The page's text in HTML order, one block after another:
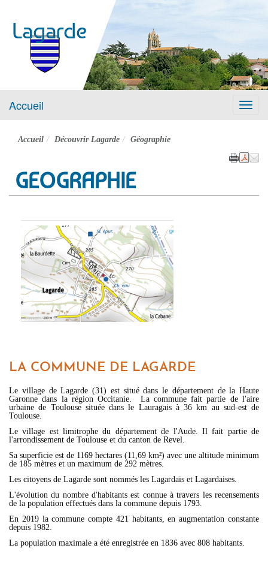
Lagarde
Menu
Accueil
Accueil Découvrir Lagarde Géographie
GEOGRAPHIE
LA COMMUNE DE LAGARDE
Le village de Lagarde (31) est situé dans le département de la Haute
Garonne dans la région Occitanie. La commune fait partie de l'aire
urbaine de Toulouse située dans le Lauragais à 36 km au sud-est de
Toulouse.
Le village est limitrophe du département de l'Aude. Il fait partie de
l'arrondissement de Toulouse et du canton de Revel.
Sa superficie est de 1169 hectares (11,69 km²) avec une altitude minimum
de 185 mètres et un maximum de 292 mètres.
Les citoyens de Lagarde sont nommés les Lagardais et Lagardaises.
L'évolution du nombre d'habitants est connue à travers les recensements
de la population effectués dans la commune depuis 1793.
En 2019 la commune compte 421 habitants, en augmentation constante
depuis 1982.
La population maximale a été enregistrée en 1836 avec 808 habitants.